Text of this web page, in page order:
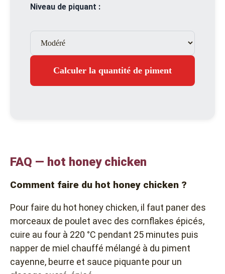
Niveau de piquant :
Calculer la quantité de piment
FAQ — hot honey chicken
Comment faire du hot honey chicken ?
Pour faire du hot honey chicken, il faut paner des
morceaux de poulet avec des cornflakes épicés,
cuire au four à 220 °C pendant 25 minutes puis
napper de miel chauffé mélangé à du piment
cayenne, beurre et sauce piquante pour un